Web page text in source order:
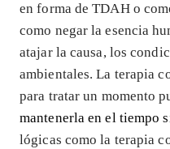
en forma de TDAH o
como negar la esencia
atajar la causa, los
ambientales. La terapia
para tratar un momento
mantenerla en el tiempo
lógicas como la terapia